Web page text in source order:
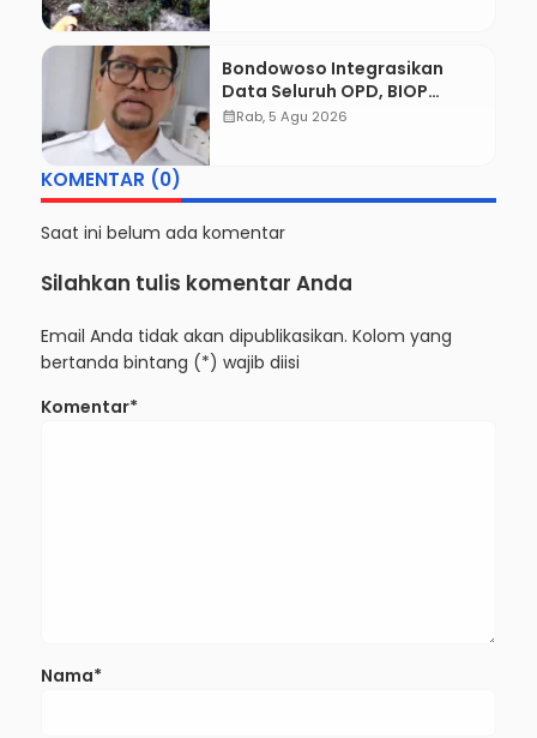
Bondowoso Integrasikan
Data Seluruh OPD, BIOP
Disiapkan Jadi Dashboard
calendar_monthRab, 5 Agu 2026
KOMENTAR (0)
Saat ini belum ada komentar
Silahkan tulis komentar Anda
Email Anda tidak akan dipublikasikan. Kolom yang
bertanda bintang (*) wajib diisi
Komentar*
Nama*